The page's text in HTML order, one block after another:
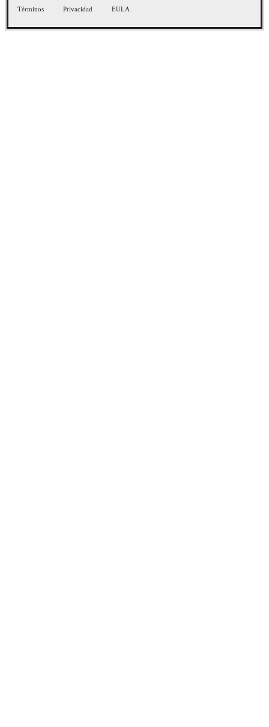
Términos Privacidad EULA